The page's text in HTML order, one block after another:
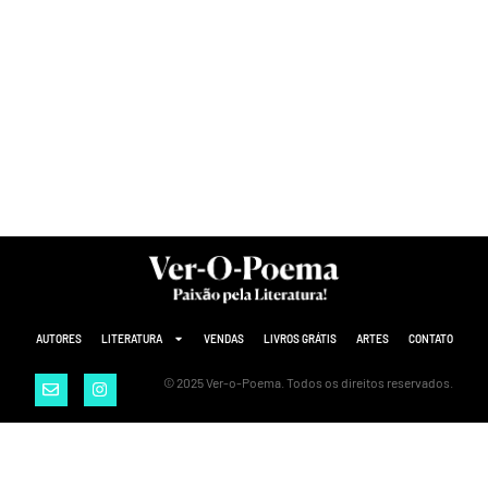
AUTORES LITERATURA VENDAS LIVROS GRÁTIS ARTES CONTATO
© 2025 Ver-o-Poema. Todos os direitos reservados.